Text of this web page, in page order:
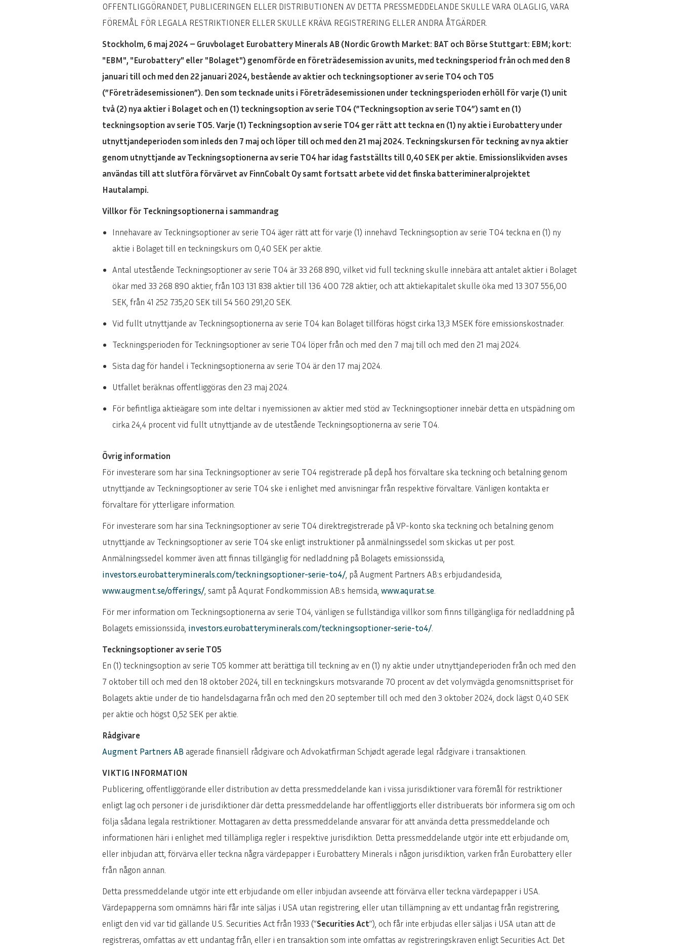
ENGLISH DEUTSCH
OFFENTLIGGÖRANDET, PUBLICERINGEN ELLER DISTRIBUTIONEN AV DETTA PRESSMEDDELANDE SKULLE VARA OLAGLIG, VARA
FÖREMÅL FÖR LEGALA RESTRIKTIONER ELLER SKULLE KRÄVA REGISTRERING ELLER ANDRA ÅTGÄRDER.
Stockholm, 6 maj 2024 – Gruvbolaget Eurobattery Minerals AB (Nordic Growth Market: BAT och Börse Stuttgart: EBM; kort:
"EBM", "Eurobattery" eller "Bolaget") genomförde en företrädesemission av units, med teckningsperiod från och med den 8
januari till och med den 22 januari 2024, bestående av aktier och teckningsoptioner av serie TO4 och TO5
(”Företrädesemissionen”). Den som tecknade units i Företrädesemissionen under teckningsperioden erhöll för varje (1) unit
två (2) nya aktier i Bolaget och en (1) teckningsoption av serie TO4 (”Teckningsoption av serie TO4”) samt en (1)
teckningsoption av serie TO5. Varje (1) Teckningsoption av serie TO4 ger rätt att teckna en (1) ny aktie i Eurobattery under
utnyttjandeperioden som inleds den 7 maj och löper till och med den 21 maj 2024. Teckningskursen för teckning av nya aktier
genom utnyttjande av Teckningsoptionerna av serie TO4 har idag fastställts till 0,40 SEK per aktie. Emissionslikviden avses
användas till att slutföra förvärvet av FinnCobalt Oy samt fortsatt arbete vid det finska batterimineralprojektet
Hautalampi.
Villkor för Teckningsoptionerna i sammandrag
Innehavare av Teckningsoptioner av serie TO4 äger rätt att för varje (1) innehavd Teckningsoption av serie TO4 teckna en (1) ny
aktie i Bolaget till en teckningskurs om 0,40 SEK per aktie.
Antal utestående Teckningsoptioner av serie TO4 är 33 268 890, vilket vid full teckning skulle innebära att antalet aktier i Bolaget
ökar med 33 268 890 aktier, från 103 131 838 aktier till 136 400 728 aktier, och att aktiekapitalet skulle öka med 13 307 556,00
SEK, från 41 252 735,20 SEK till 54 560 291,20 SEK.
Vid fullt utnyttjande av Teckningsoptionerna av serie TO4 kan Bolaget tillföras högst cirka 13,3 MSEK före emissionskostnader.
Teckningsperioden för Teckningsoptioner av serie TO4 löper från och med den 7 maj till och med den 21 maj 2024.
Sista dag för handel i Teckningsoptionerna av serie TO4 är den 17 maj 2024.
Utfallet beräknas offentliggöras den 23 maj 2024.
För befintliga aktieägare som inte deltar i nyemissionen av aktier med stöd av Teckningsoptioner innebär detta en utspädning om
cirka 24,4 procent vid fullt utnyttjande av de utestående Teckningsoptionerna av serie TO4.
Övrig information
För investerare som har sina Teckningsoptioner av serie TO4 registrerade på depå hos förvaltare ska teckning och betalning genom
utnyttjande av Teckningsoptioner av serie TO4 ske i enlighet med anvisningar från respektive förvaltare. Vänligen kontakta er
förvaltare för ytterligare information.
För investerare som har sina Teckningsoptioner av serie TO4 direktregistrerade på VP-konto ska teckning och betalning genom
utnyttjande av Teckningsoptioner av serie TO4 ske enligt instruktioner på anmälningssedel som skickas ut per post.
Anmälningssedel kommer även att finnas tillgänglig för nedladdning på Bolagets emissionssida,
investors.eurobatteryminerals.com/teckningsoptioner-serie-to4/, på Augment Partners AB:s erbjudandesida,
www.augment.se/offerings/, samt på Aqurat Fondkommission AB:s hemsida, www.aqurat.se
För mer information om Teckningsoptionerna av serie TO4, vänligen se fullständiga villkor som finns tillgängliga för nedladdning på
Bolagets emissionssida, investors.eurobatteryminerals.com/teckningsoptioner-serie-to4/.
Teckningsoptioner av serie TO5
En (1) teckningsoption av serie TO5 kommer att berättiga till teckning av en (1) ny aktie under utnyttjandeperioden från och med den
7 oktober till och med den 18 oktober 2024, till en teckningskurs motsvarande 70 procent av det volymvägda genomsnittspriset för
Bolagets aktie under de tio handelsdagarna från och med den 20 september till och med den 3 oktober 2024, dock lägst 0,40 SEK
per aktie och högst 0,52 SEK per aktie.
Rådgivare
Augment Partners AB agerade finansiell rådgivare och Advokatfirman Schjødt agerade legal rådgivare i transaktionen.
VIKTIG INFORMATION
Publicering, offentliggörande eller distribution av detta pressmeddelande kan i vissa jurisdiktioner vara föremål för restriktioner
enligt lag och personer i de jurisdiktioner där detta pressmeddelande har offentliggjorts eller distribuerats bör informera sig om och
följa sådana legala restriktioner. Mottagaren av detta pressmeddelande ansvarar för att använda detta pressmeddelande och
informationen häri i enlighet med tillämpliga regler i respektive jurisdiktion. Detta pressmeddelande utgör inte ett erbjudande om,
eller inbjudan att, förvärva eller teckna några värdepapper i Eurobattery Minerals i någon jurisdiktion, varken från Eurobattery eller
från någon annan.
Detta pressmeddelande utgör inte ett erbjudande om eller inbjudan avseende att förvärva eller teckna värdepapper i USA.
Värdepapperna som omnämns häri får inte säljas i USA utan registrering, eller utan tillämpning av ett undantag från registrering,
enligt den vid var tid gällande U.S. Securities Act från 1933 (”Securities Act”), och får inte erbjudas eller säljas i USA utan att de
registreras, omfattas av ett undantag från, eller i en transaktion som inte omfattas av registreringskraven enligt Securities Act. Det